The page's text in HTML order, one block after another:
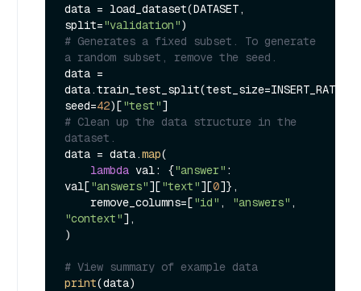
data = load_dataset(DATASET,
split="validation"
# Generates a fixed subset. To generate
a random subset, remove the seed.
data =
data.train_test_split(test_size=INSERT_RATIO,
seed=42)["test"
# Clean up the data structure in the
dataset.
data = data.map(
lambda val: {"answer" :
val["answers"]["text"][0]},
    remove_columns=[
"id" , "answers"
"context"],
)
# View summary of example data
print